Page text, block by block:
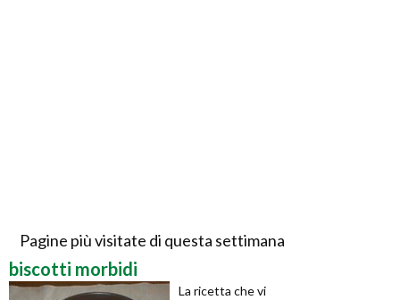
Pagine più visitate di questa settimana
biscotti morbidi
La ricetta che vi